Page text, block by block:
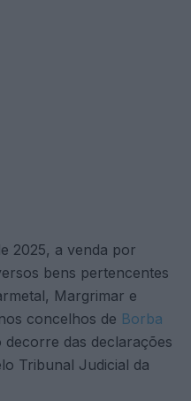
2025, a venda por
bens pertencentes
Margrimar e
concelhos de Borba
decorre das declarações
Tribunal Judicial da